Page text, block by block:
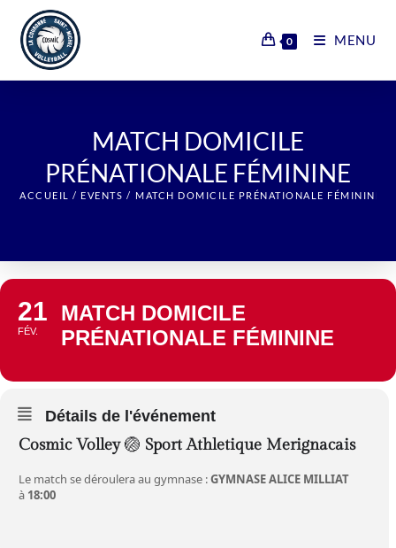
content
0 MENU
⁨MATCH DOMICILE
PRÉNATIONALE FÉMININE
ACCUEIL / EVENTS / ⁨MATCH DOMICILE PRÉNATIONALE FÉMININE
21
FÉV.
⁨MATCH DOMICILE
PRÉNATIONALE FÉMININE
Détails de l'événement
Cosmic Volley🏐 Sport Athletique Merignacais
Le match se déroulera au gymnase :GYMNASE ALICE MILLIAT
à 18:00